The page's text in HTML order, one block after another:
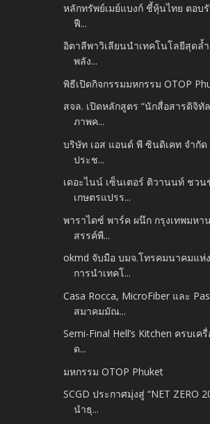
หลักทรัพย์เมย์แบงก์ ชี้หุ้นไทย ตอบ
ฟื...
อิตาลีพาวิเลียนนำเทคโนโลยีสุดล้
พลัง...
พิธีเปิดกิจกรรมมหกรรม OTOP
สจล. เปิดหลักสูตร “นักสื่อสารดิจิทั
ภาพค...
บริษัท เอส แอนด์ พี ซินดิเคท จำกั
ประช...
เดอะไนน์ เซ็นเตอร์ ติวานนท์ ชว
เกษตรแปรร...
พาราไดซ์ พาร์ค ผนึก กรุงเทพมหา
สรรค์พื...
okmd จับมือ บมจ.โทรคมนาคมแ
การนำเทคโ...
Casa Rocca, MicroFiber และ
สมาคมมัณ...
Semi-Final Hell’s Kitchen ครบเค
ด...
มหกรรม OTOP Phuket
SCGD ประกาศมุ่งสู่ “NET ZERO
นำธุ...